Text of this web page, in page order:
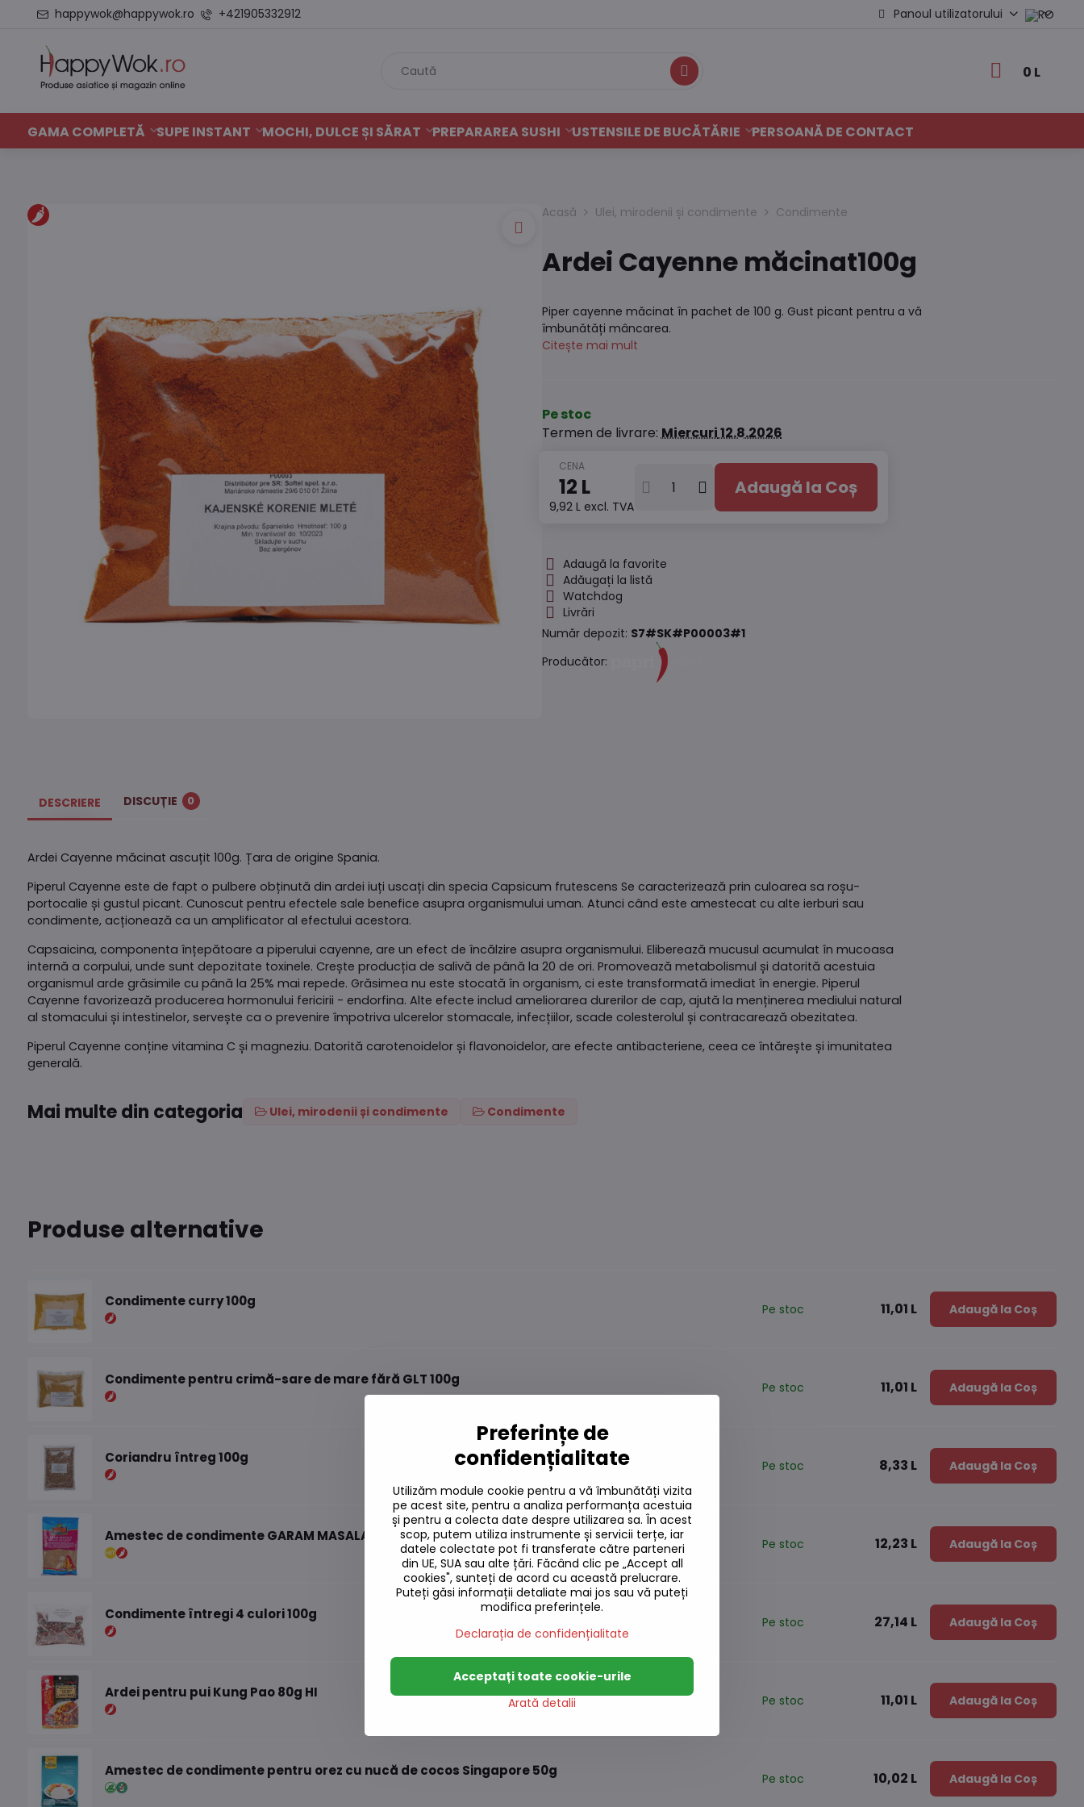
happywok@happywok.ro +421905332912 Panoul utilizatorului
Caută 0 L
GAMA COMPLETĂ SUPE INSTANT MOCHI, DULCE ȘI SĂRAT PREPARAREA SUSHI USTENSILE DE BUCĂTĂRIE PERSOANĂ DE CONTACT
Acasă Ulei, mirodenii și condimente Condimente
Ardei Cayenne măcinat100g
Piper cayenne măcinat în pachet de 100 g. Gust picant pentru a vă
îmbunătăți mâncarea.
Citește mai mult
Pe stoc
Termen de livrare:Miercuri12.8.2026
12 L
9,92 L excl. TVA
Adaugă la Coș
Adaugă la favorite
Adăugați la listă
Watchdog
Livrări
Număr depozit: S7#SK#P00003#1
Producător:
DESCRIERE DISCUȚIE 0
Ardei Cayenne măcinat ascuțit 100g. Țara de origine Spania.
Piperul Cayenne este de fapt o pulbere obținută din ardei iuți uscați din specia Capsicum frutescens Se caracterizează prin culoarea sa roșu-
portocalie și gustul picant. Cunoscut pentru efectele sale benefice asupra organismului uman. Atunci când este amestecat cu alte ierburi sau
condimente, acționează ca un amplificator al efectului acestora.
Capsaicina, componenta înțepătoare a piperului cayenne, are un efect de încălzire asupra organismului. Eliberează mucusul acumulat în mucoasa
internă a corpului, unde sunt depozitate toxinele. Crește producția de salivă de până la 20 de ori. Promovează metabolismul și datorită acestuia
organismul arde grăsimile cu până la 25% mai repede. Grăsimea nu este stocată în organism, ci este transformată imediat în energie. Piperul
Cayenne favorizează producerea hormonului fericirii - endorfina. Alte efecte includ ameliorarea durerilor de cap, ajută la menținerea mediului natural
al stomacului și intestinelor, servește ca o prevenire împotriva ulcerelor stomacale, infecțiilor, scade colesterolul și contracarează obezitatea.
Piperul Cayenne conține vitamina C și magneziu. Datorită carotenoidelor și flavonoidelor, are efecte antibacteriene, ceea ce întărește și imunitatea
generală.
Mai multe din categoria Ulei, mirodenii și condimente Condimente
Produse alternative
Condimente curry 100g Pe stoc 11,01 L Adaugă la Coș
Condimente pentru crimă-sare de mare fără GLT 100g Pe stoc 11,01 L Adaugă la Coș
Coriandru întreg 100g Pe stoc 8,33 L Adaugă la Coș
Amestec de condimente GARAM MASALA 100g Pe stoc 12,23 L Adaugă la Coș
Condimente întregi 4 culori 100g Pe stoc 27,14 L Adaugă la Coș
Ardei pentru pui Kung Pao 80g HI Pe stoc 11,01 L Adaugă la Coș
Amestec de condimente pentru orez cu nucă de cocos Singapore 50g Pe stoc 10,02 L Adaugă la Coș
Preferințe de
confidențialitate
Utilizăm module cookie pentru a vă îmbunătăți vizita
pe acest site, pentru a analiza performanța acestuia
și pentru a colecta date despre utilizarea sa. În acest
scop, putem utiliza instrumente și servicii terțe, iar
datele colectate pot fi transferate către parteneri
din UE, SUA sau alte țări. Făcând clic pe „Accept all
cookies", sunteți de acord cu această prelucrare.
Puteți găsi informații detaliate mai jos sau vă puteți
modifica preferințele.
Declarația de confidențialitate
Arată detalii
Acceptați toate cookie-urile